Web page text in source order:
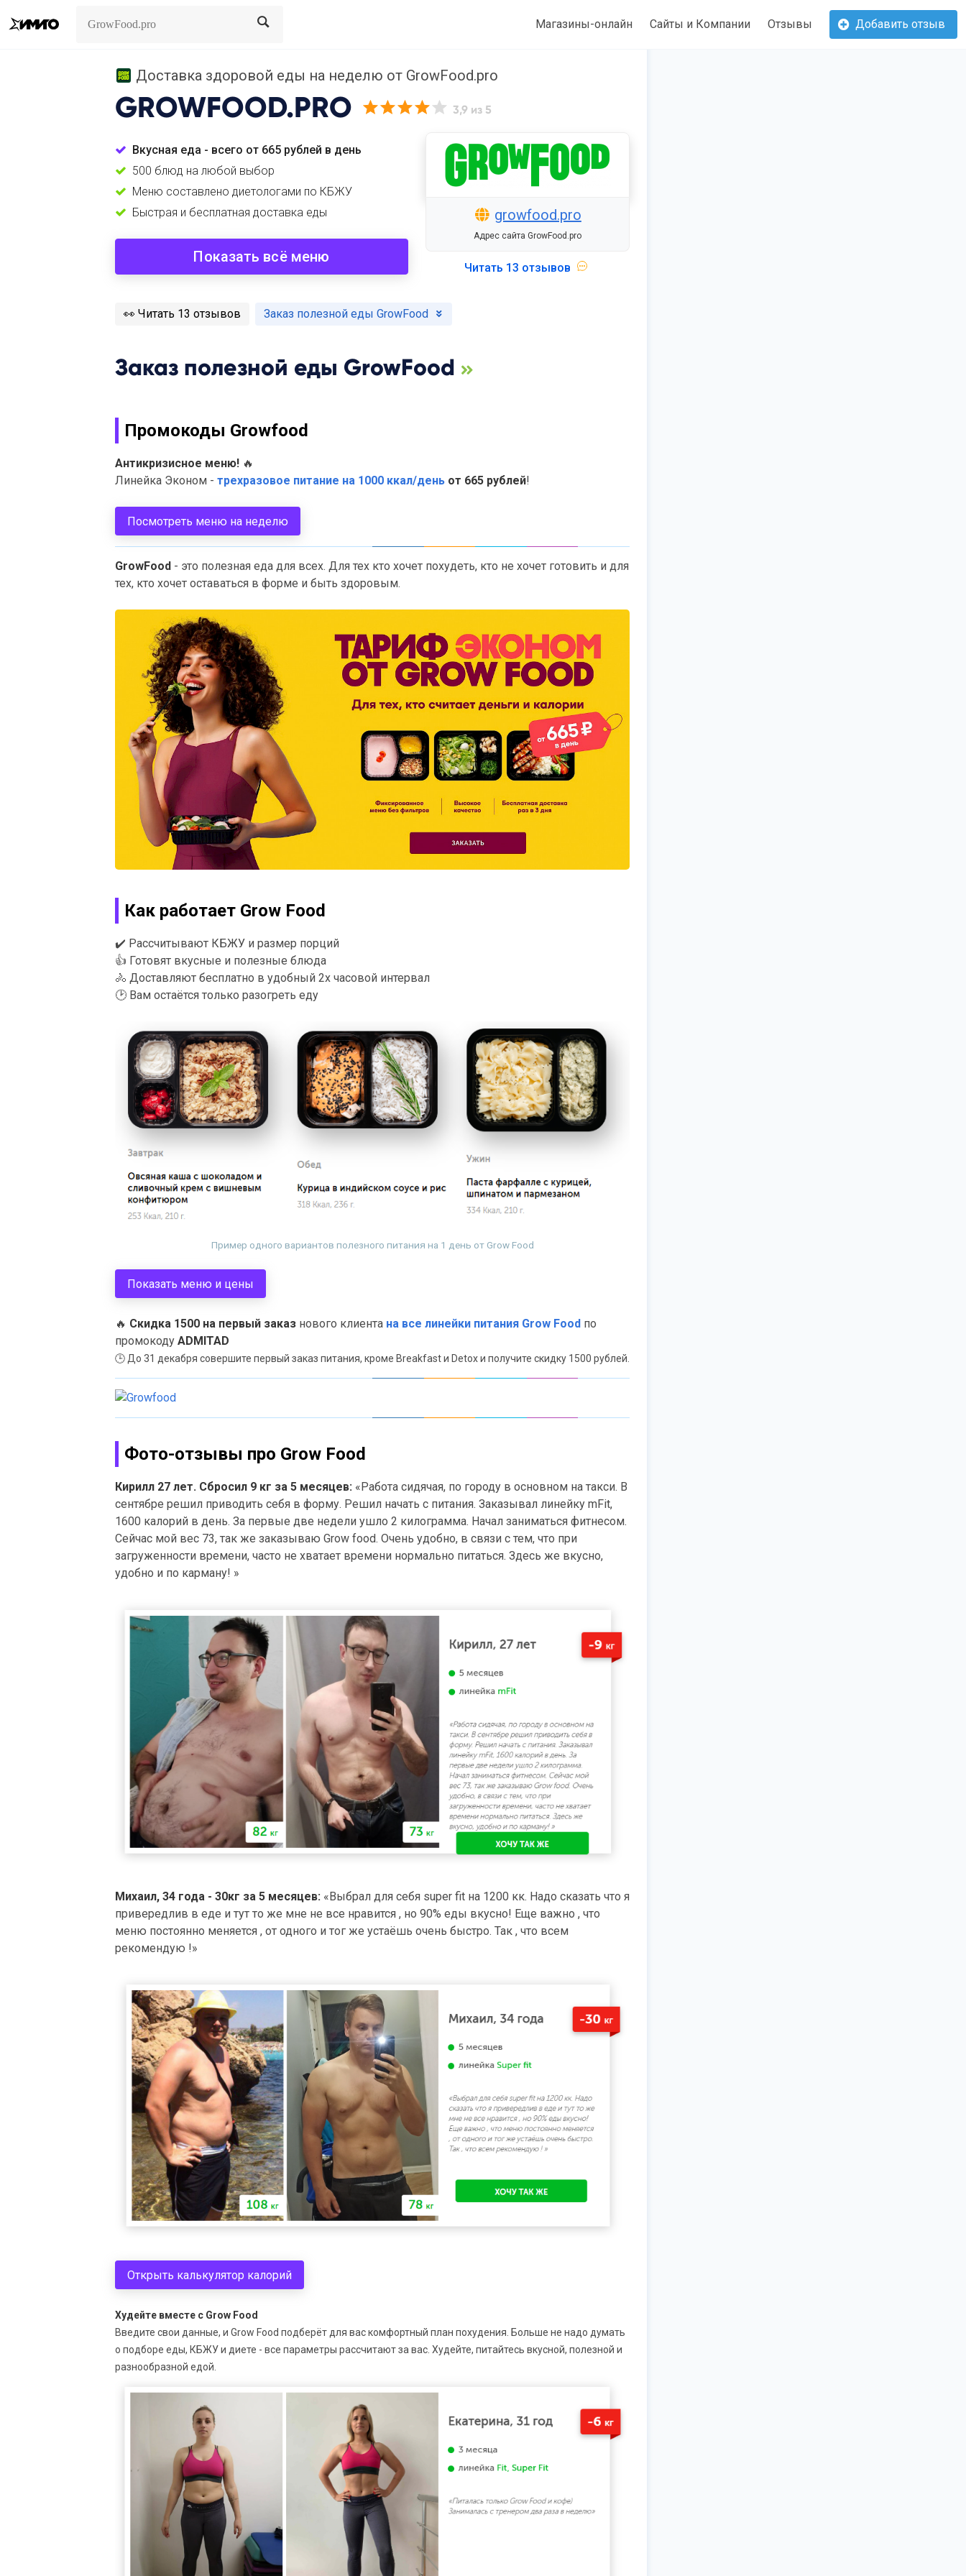
Search Магазины-онлайн Сайты и Компании Отзывы Добавить отзыв
Доставка здоровой еды на неделю от GrowFood.pro
GROWFOOD.PRO 3,9 из 5
Вкусная еда - всего от 665 рублей в день
500 блюд на любой выбор
Меню составлено диетологами по КБЖУ
Быстрая и бесплатная доставка еды
Показать всё меню
growfood.pro
Адрес сайта GrowFood.pro
Читать 13 отзывов
️👀 Читать 13 отзывов Заказ полезной еды GrowFood
Заказ полезной еды GrowFood
Промокоды Growfood
Антикризисное меню! 🔥
Линейка Эконом - трехразовое питание на 1000 ккал/день от 665 рублей!
Посмотреть меню на неделю
GrowFood - это полезная еда для всех. Для тех кто хочет похудеть, кто не хочет готовить и для
тех, кто хочет оставаться в форме и быть здоровым.
Как работает Grow Food
✔️ Рассчитывают КБЖУ и размер порций
👍 Готовят вкусные и полезные блюда
🚴 Доставляют бесплатно в удобный 2х часовой интервал
🕑 Вам остаётся только разогреть еду
Пример одного вариантов полезного питания на 1 день от Grow Food
Показать меню и цены
🔥 Скидка 1500 на первый заказ нового клиента на все линейки питания Grow Food по
промокоду ADMITAD
🕒До 31 декабря совершите первый заказ питания, кроме Breakfast и Detox и получите скидку 1500 рублей.
Фото-отзывы про Grow Food
Кирилл 27 лет. Сбросил 9 кг за 5 месяцев: «Работа сидячая, по городу в основном на такси. В
сентябре решил приводить себя в форму. Решил начать с питания. Заказывал линейку mFit,
1600 калорий в день. За первые две недели ушло 2 килограмма. Начал заниматься фитнесом.
Сейчас мой вес 73, так же заказываю Grow food. Очень удобно, в связи с тем, что при
загруженности времени, часто не хватает времени нормально питаться. Здесь же вкусно,
удобно и по карману! »
Михаил, 34 года - 30кг за 5 месяцев: «Выбрал для себя super fit на 1200 кк. Надо сказать что я
привередлив в еде и тут то же мне не все нравится , но 90% еды вкусно!​ Еще важно , что
меню постоянно меняется , от одного и тог же устаёшь очень быстро. Так , что всем
рекомендую !»
Открыть калькулятор калорий
Худейте вместе с Grow Food
Введите свои данные, и Grow Food подберёт для вас комфортный план похудения. Больше не надо думать
о подборе еды, КБЖУ и диете - все параметры рассчитают за вас. Худейте, питайтесь вкусной, полезной и
разнообразной едой.